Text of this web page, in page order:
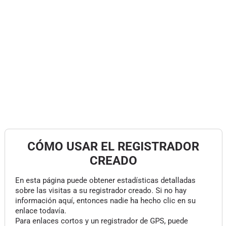
CÓMO USAR EL REGISTRADOR
CREADO
En esta página puede obtener estadísticas detalladas
sobre las visitas a su registrador creado. Si no hay
información aquí, entonces nadie ha hecho clic en su
enlace todavía.
Para enlaces cortos y un registrador de GPS, puede